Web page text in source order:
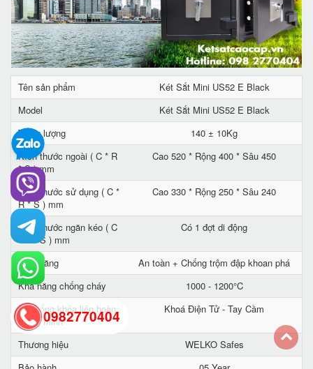
Tên sản phẩm
Két Sắt Mini US52 E Black
Model
Két Sắt Mini US52 E Black
Trọng lượng
140 ± 10Kg
Kích thước ngoài ( C * R
* S ) mm
Cao 520 * Rộng 400 * Sâu 450
Kích thước sử dụng ( C *
R * S ) mm
Cao 330 * Rộng 250 * Sâu 240
Kích thước ngăn kéo ( C
* R * S ) mm
Có 1 đợt di động
Tính năng
An toàn + Chống trộm đập khoan phá
Khả năng chống cháy
1000 - 1200°C
Hệ thống khóa liên hoàn
thông minh
Khoá Điện Tử - Tay Cầm
Thương hiệu
WELKO Safes
0982770404
back